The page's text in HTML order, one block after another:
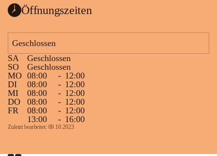
Parkplatz auf der Rückseite der St. Martins Therme & Lodge
Zielgelände mit Verpflegungstruck
Ablauf
Samstag, 19.9.
13 bis 15 Uhr Startnummernausgabe, im Seminarraum der St.
Martins Therme & Lodge Frauenkirchen (vom Parkplatz hinter
der Therme zugänglich)
Sonntag, 20.9.
Öffnungszeiten
Geschlossen
SA
Geschlossen
SO
Geschlossen
MO 08:00 - 12:00
DI
08:00 - 12:00
MI
08:00 - 12:00
DO
08:00 - 12:00
FR
08:00 - 12:00
13:00
- 16:00
Zuletzt bearbeitet: 09.10.2023